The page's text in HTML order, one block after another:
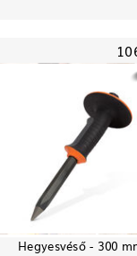
Hegyesvéső - 300